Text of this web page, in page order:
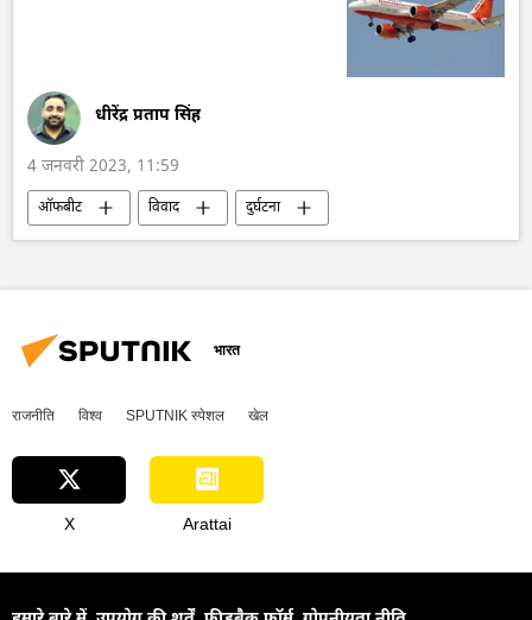
धीरेंद्र प्रताप सिंह
4 जनवरी 2023, 11:59
ऑफबीट विवाद
दुर्घटना
एअर इंडिया
भारत
राजनीति विश्व SPUTNIK स्पेशल खेल
X Arattai